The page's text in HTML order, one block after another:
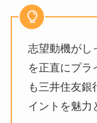
志望動機がし
を正直にプラ
も三井住友銀
イントを魅力